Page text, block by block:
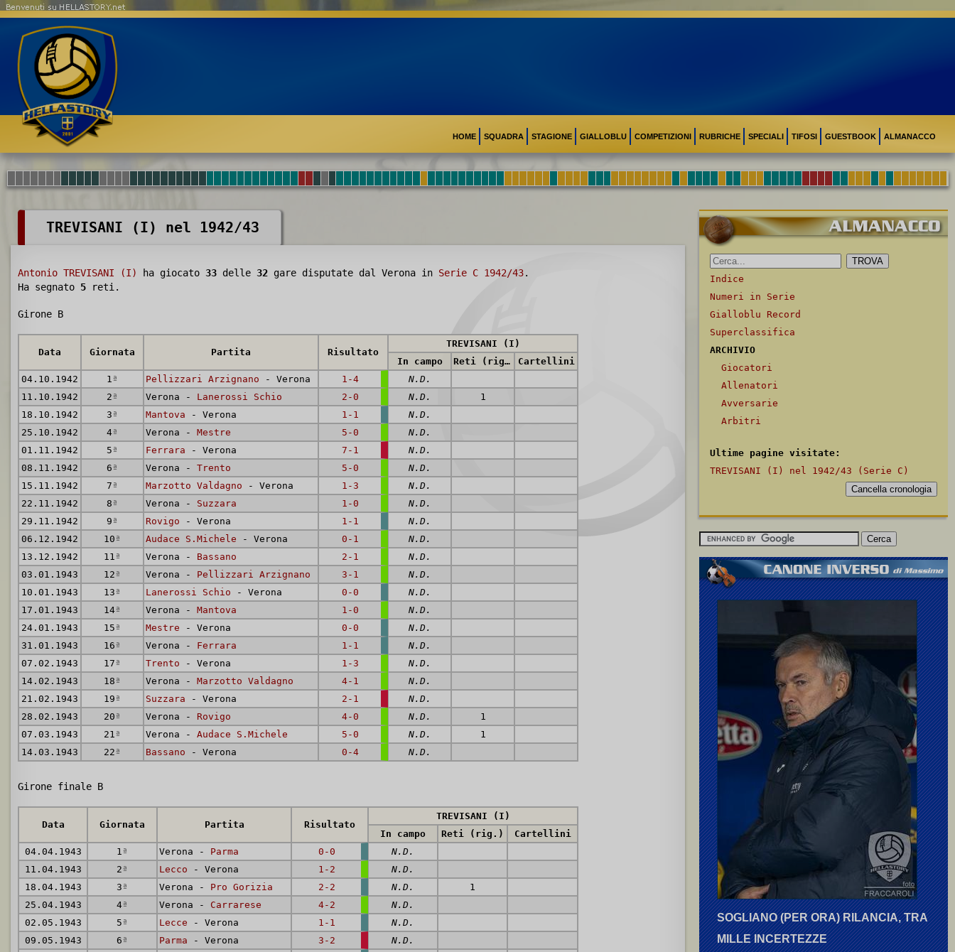
HOME SQUADRA STAGIONE GIALLOBLU COMPETIZIONI RUBRICHE SPECIALI TIFOSI GUESTBOOK ALMANACCO
Benvenuti su HELLASTORY.net
TREVISANI (I) nel 1942/43
Antonio TREVISANI (I) ha giocato 33 delle 32 gare disputate dal Verona in Serie C 1942/43.
Ha segnato 5 reti.
Girone B
Data Giornata Partita Risultato
TREVISANI (I)
In campo
Reti (rig.)
Cartellini
04.10.1942
1 ª Pellizzari Arzignano - Verona 1-4
N.D.
11.10.1942
2 ª Verona - Lanerossi Schio 2-0 N.D.
1
18.10.1942
3 ª Mantova - Verona 1-1
N.D.
25.10.1942
4ª Verona - Mestre 5-0
N.D.
01.11.1942
5 ª Ferrara - Verona 7-1
N.D.
08.11.1942
6 ª Verona - Trento 5-0
N.D.
15.11.1942
7 ª Marzotto Valdagno - Verona 1-3
N.D.
22.11.1942
8 ª Verona - Suzzara 1-0
N.D.
29.11.1942
9 ª Rovigo - Verona 1-1
N.D.
06.12.1942
10 ª Audace S.Michele - Verona 0-1
N.D.
13.12.1942
11 ª Verona - Bassano 2-1
N.D.
03.01.1943
12 ª Verona - Pellizzari Arzignano 3-1
N.D.
10.01.1943
13 ª Lanerossi Schio - Verona 0-0
N.D.
17.01.1943
14ª Verona - Mantova 1-0
N.D.
24.01.1943
15 ª Mestre - Verona 0-0
N.D.
31.01.1943
16 ª Verona - Ferrara 1-1
N.D.
07.02.1943
17 ª Trento - Verona 1-3
N.D.
14.02.1943
18 ª Verona - Marzotto Valdagno 4-1
N.D.
21.02.1943
19 ª Suzzara - Verona 2-1
N.D.
28.02.1943
20 ª Verona - Rovigo 4-0 N.D.
1
07.03.1943
21 ª Verona - Audace S.Michele 5-0 N.D.
1
14.03.1943
22 ª Bassano - Verona 0-4 N.D.
Girone finale B
Data Giornata Partita Risultato
TREVISANI (I)
In campo
Reti (rig.)
Cartellini
04.04.1943
1 ª Verona - Parma 0-0
N.D.
11.04.1943
2 ª Lecco - Verona 1-2
N.D.
18.04.1943
3 ª Verona - Pro Gorizia 2-2 N.D.
1
25.04.1943
4ª Verona - Carrarese 4-2
N.D.
02.05.1943
5 ª Lecce - Verona 1-1
N.D.
09.05.1943
6 ª Parma - Verona 3-2
N.D.
Indice
Numeri in Serie
Gialloblu Record
Superclassifica
ARCHIVIO
Giocatori
Allenatori
Avversarie
Arbitri
Ultime pagine visitate:
TREVISANI (I) nel 1942/43 (Serie C)
SOGLIANO (PER ORA) RILANCIA, TRA
MILLE INCERTEZZE